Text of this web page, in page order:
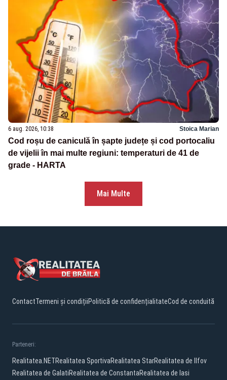
6 aug. 2026, 10:38 Stoica Marian
Cod roșu de caniculă în șapte județe și cod portocaliu
de vijelii în mai multe regiuni: temperaturi de 41 de
grade - HARTA
Mai Multe
ContactTermeni și condițiiPolitică de confidențialitateCod de conduită
Parteneri:
Realitatea.NETRealitatea SportivaRealitatea StarRealitatea de Ilfov
Realitatea de GalatiRealitatea de ConstantaRealitatea de Iasi